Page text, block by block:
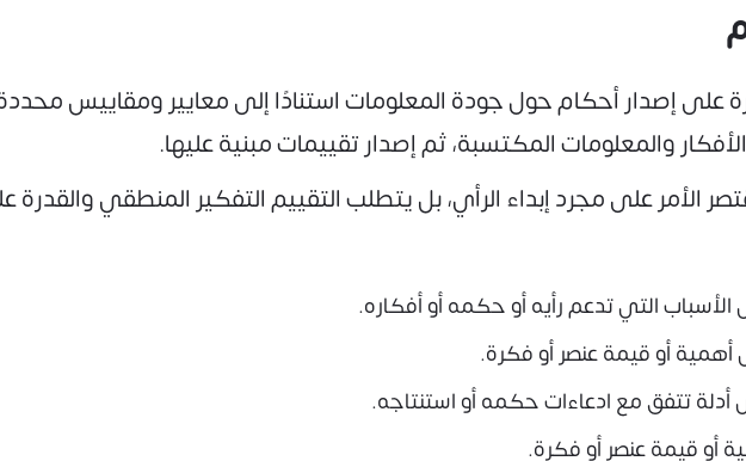
على إصدار أحكام حول جودة المعلومات استنادًا إلى معايير ومقاييس
والمعلومات المكتسبة، ثم إصدار تقييمات مبنية عليها.
الأمر على مجرد إبداء الرأي، بل يتطلب التقييم التفكير المنطقي
التي تدعم رأيه أو حكمه أو أفكاره.
أو قيمة عنصر أو فكرة.
تتفق مع ادعاءات حكمه أو استنتاجه.
أو قيمة عنصر أو فكرة.